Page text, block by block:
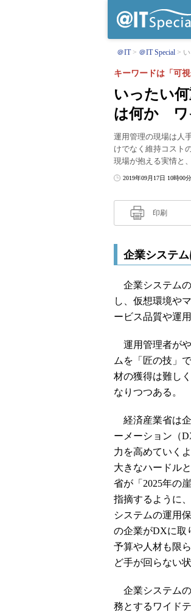
＠IT ＠IT Special
いったい
は何か ワ
キーワードは「可
運用管理の現場は人
けでなく維持コスト
現場が抱える実情と
2019年09月17日 10時00
印刷
企業システ
企業システムの
し、仮想環境や
ービス品質や運
運用管理者がや
ムを「匠の技」
材の獲得は難し
なりつつある。
経済産業省は
ーメーション（
力を高めていく
大きなハードル
省が「2025年の
指摘するように
システムの運用
の企業がDXに取
予算や人材も限
ど手が回らない状
企業システム
務とするワイド